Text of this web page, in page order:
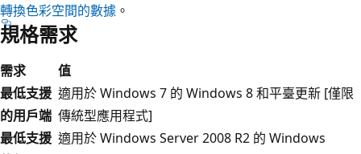
轉換色彩空間的數據 。
規格需求
需求
值
最低支援
的用戶端
適用於 Windows 7 的 Windows 8 和平臺更新 [僅限
傳統型應用程式]
最低支援 適用於 Windows Server 2008 R2 的 Windows